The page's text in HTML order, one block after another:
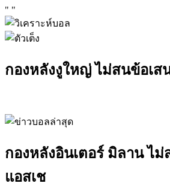
" "
กองหลังงูใหญ่ ไม่สนข้อเส
กองหลังอินเตอร์ มิลาน ไม่
แอสเช